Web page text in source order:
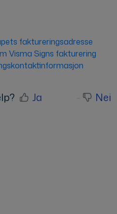
faktureringsadresse
Visma Signs fakturering
Ja Nei